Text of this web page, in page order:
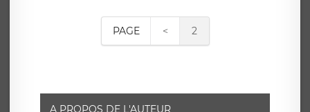
PAGE < 2
A PROPOS DE L'AUTEUR